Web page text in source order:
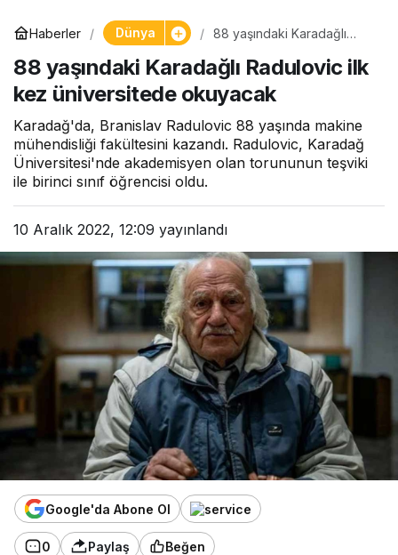
Haberler Dünya
88 yaşındaki Karadağlı
üniversitede okuyacak
88 yaşındaki Karadağlı Radulovic ilk
kez üniversitede okuyacak
Karadağ'da, Branislav Radulovic 88 yaşında makine
mühendisliği fakültesini kazandı. Radulovic, Karadağ
Üniversitesi'nde akademisyen olan torununun teşviki
ile birinci sınıf öğrencisi oldu.
10 Aralık 2022, 12:09 yayınlandı
Google'da Abone Ol
0 Paylaş Beğen